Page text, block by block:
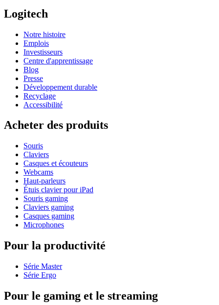
Logitech
Notre histoire
Emplois
Investisseurs
Centre d'apprentissage
Blog
Presse
Développement durable
Recyclage
Accessibilité
Acheter des produits
Souris
Claviers
Casques et écouteurs
Webcams
Haut-parleurs
Étuis clavier pour iPad
Souris gaming
Claviers gaming
Casques gaming
Microphones
Pour la productivité
Série Master
Série Ergo
Pour le gaming et le streaming